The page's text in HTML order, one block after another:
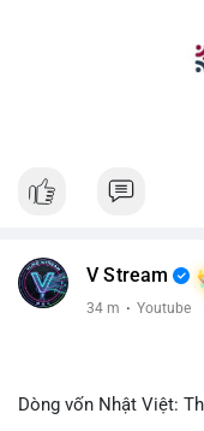
V Stream
34 m · Youtube
Dòng vốn Nhật Việt: